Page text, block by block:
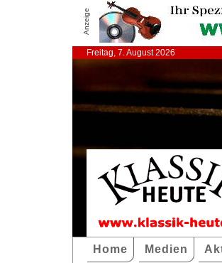
Anzeige
Freitag, 7. August 2026
Home Medien